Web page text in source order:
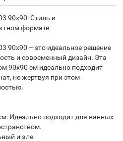
90x90: Стиль и
формате
90x90 – это идеальное решение
и современный дизайн. Эта
90x90 см идеально подходит
не жертвуя при этом
Идеально подходит для ванных
и эле